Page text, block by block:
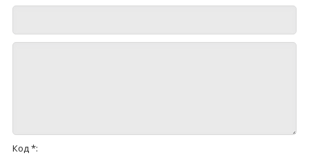
Код *: